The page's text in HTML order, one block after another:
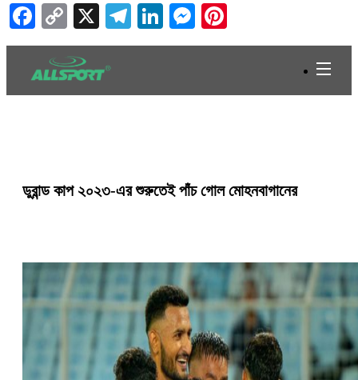
Facebook
Copy
Link
X Telegram
LinkedIn
Messenger
ডুরান্ড কাপ ২০২৩-এর শুরুতেই পাঁচ গোল মোহনবাগানের